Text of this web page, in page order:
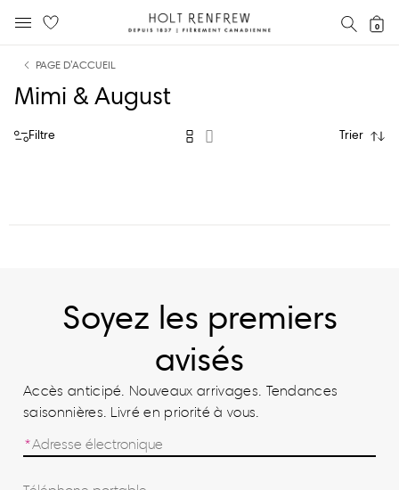
Holt
0
PAGE D’ACCUEIL
Mimi & August
Filtre Trier
Soyez les premiers
avisés
Accès anticipé. Nouveaux arrivages. Tendances
saisonnières. Livré en priorité à vous.